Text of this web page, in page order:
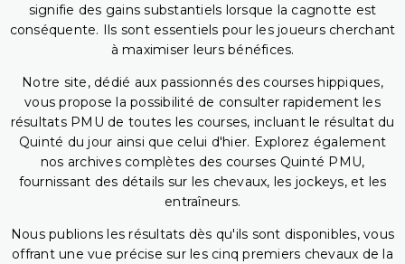
signifie des gains substantiels lorsque la cagnotte est
conséquente. Ils sont essentiels pour les joueurs cherchant
à maximiser leurs bénéfices.
Notre site, dédié aux passionnés des courses hippiques,
vous propose la possibilité de consulter rapidement les
résultats PMU de toutes les courses, incluant le résultat du
Quinté du jour ainsi que celui d'hier. Explorez également
nos archives complètes des courses Quinté PMU,
fournissant des détails sur les chevaux, les jockeys, et les
entraîneurs.
Nous publions les résultats dès qu'ils sont disponibles, vous
offrant une vue précise sur les cinq premiers chevaux de la